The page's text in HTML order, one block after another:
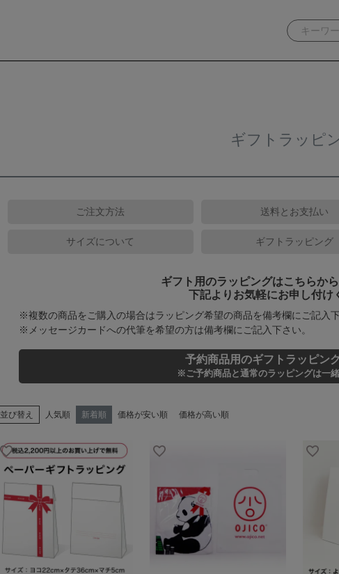
ギフトラッピ
ご注文方法 送料とお支払い
サイズについて ギフトラッピング
ギフト用のラッピングはこちらか
下記よりお気軽にお申し付け
※複数の商品をご購入の場合はラッピング希望の商品を備考欄にご記入下
※メッセージカードへの代筆を希望の方は備考欄にご記入下さい。
予約商品用のギフトラッピン
※ご予約商品と通常のラッピングは一
並び替え 人気順 新着順 価格が安い順 価格が高い順